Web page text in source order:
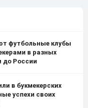
футбольные клубы
в разных
до России
в букмекерских
успехи своих